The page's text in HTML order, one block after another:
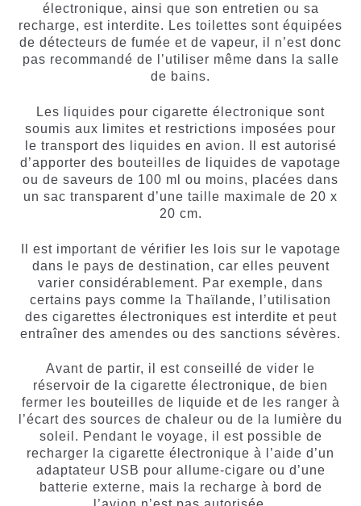
électronique, ainsi que son entretien ou sa
recharge, est interdite. Les toilettes sont équipées
de détecteurs de fumée et de vapeur, il n’est donc
pas recommandé de l’utiliser même dans la salle
de bains.
Les liquides pour cigarette électronique sont
soumis aux limites et restrictions imposées pour
le transport des liquides en avion. Il est autorisé
d’apporter des bouteilles de liquides de vapotage
ou de saveurs de 100 ml ou moins, placées dans
un sac transparent d’une taille maximale de 20 x
20 cm.
Il est important de vérifier les lois sur le vapotage
dans le pays de destination, car elles peuvent
varier considérablement. Par exemple, dans
certains pays comme la Thaïlande, l’utilisation
des cigarettes électroniques est interdite et peut
entraîner des amendes ou des sanctions sévères.
Avant de partir, il est conseillé de vider le
réservoir de la cigarette électronique, de bien
fermer les bouteilles de liquide et de les ranger à
l’écart des sources de chaleur ou de la lumière du
soleil. Pendant le voyage, il est possible de
recharger la cigarette électronique à l’aide d’un
adaptateur USB pour allume-cigare ou d’une
batterie externe, mais la recharge à bord de